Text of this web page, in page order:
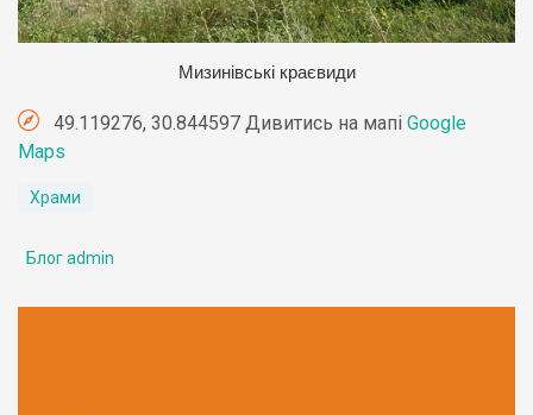
Мизинівські краєвиди
49.119276, 30.844597 Дивитись на мапі Google
Maps
Храми
Блог admin